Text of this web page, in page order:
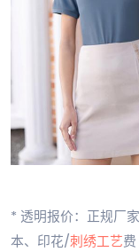
* 透明报价：正规厂
本、印花/刺绣工艺